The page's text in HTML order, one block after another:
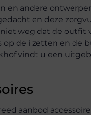
en andere
en deze
weg dat de outfit
de i zetten en de
vindt u een
aanbod